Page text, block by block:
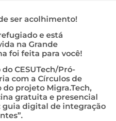
ser acolhimento!
e está
na Grande
foi feita para você!
do CESUTech/Pró-
com a Círculos de
projeto Migra.Tech,
gratuita e presencial
guia digital de integração